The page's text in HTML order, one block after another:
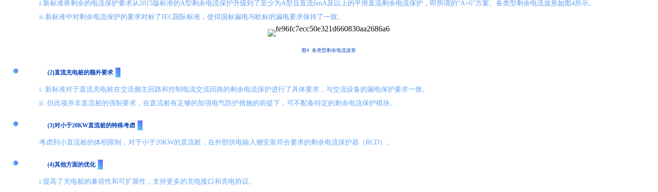
i.新标准将剩余的电流保护要求从2015版标准的A型剩余电流保护升级到了至少为A型且直流6mA及以上的平滑直流剩余电流保护，即所谓的“A+6”方案。各类型剩余电流波形如图4所示。
ii.新标准中对剩余电流保护的要求对标了IEC国际标准，使得国标漏电与欧标的漏电要求保持了一致。
图4 各类型剩余电流波形
(2)直流充电桩的额外要求
i. 新标准对于直流充电桩在交流侧主回路和控制电流交流回路的剩余电流保护进行了具体要求，与交流设备的漏电保护要求一致。
ii. 但此项并非直流桩的强制要求，在直流桩有足够的加强电气防护措施的前提下，可不配备特定的剩余电流保护模块。
(3)对小于20KW直流桩的特殊考虑
考虑到小直流桩的体积限制，对于小于20KW的直流桩，在外部供电输入侧安装符合要求的剩余电流保护器（RCD）。
(4)其他方面的优化
i.提高了充电桩的兼容性和可扩展性，支持更多的充电接口和充电协议。